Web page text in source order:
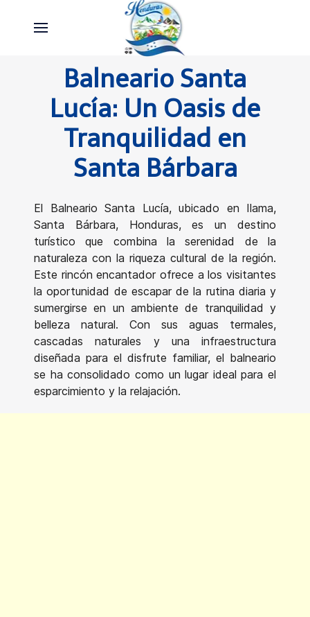
Balneario Santa
Lucía: Un Oasis de
Tranquilidad en
Santa Bárbara
El Balneario Santa Lucía, ubicado en Ilama,
Santa Bárbara, Honduras, es un destino
turístico que combina la serenidad de la
naturaleza con la riqueza cultural de la región.
Este rincón encantador ofrece a los visitantes
la oportunidad de escapar de la rutina diaria y
sumergirse en un ambiente de tranquilidad y
belleza natural. Con sus aguas termales,
cascadas naturales y una infraestructura
diseñada para el disfrute familiar, el balneario
se ha consolidado como un lugar ideal para el
esparcimiento y la relajación.